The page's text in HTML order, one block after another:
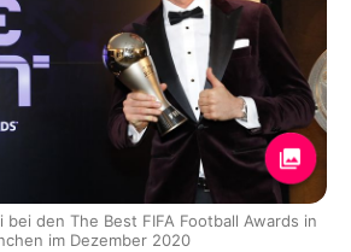
den The Best FIFA Football Awards in
im Dezember 2020